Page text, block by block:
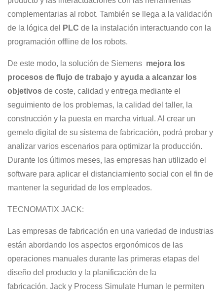
complementarias al robot. También se llega a la validación
de la lógica del
PLC de la instalación interactuando con la
programación offline de los robots.
De este modo, la solución de Siemens mejora los
procesos de flujo de trabajo y ayuda a alcanzar los
objetivos de coste, calidad y entrega mediante el
seguimiento de los problemas, la calidad del taller, la
construcción y la puesta en marcha virtual. Al crear un
gemelo digital de su sistema de fabricación, podrá probar y
analizar varios escenarios para optimizar la producción.
Durante los últimos meses, las empresas han utilizado el
software para aplicar el distanciamiento social con el fin de
mantener la seguridad de los empleados.
TECNOMATIX JACK:
Las empresas de fabricación en una variedad de industrias
están abordando los aspectos ergonómicos de las
operaciones manuales durante las primeras etapas del
diseño del producto y la planificación de la
fabricación. Jack y Process Simulate Human le permiten